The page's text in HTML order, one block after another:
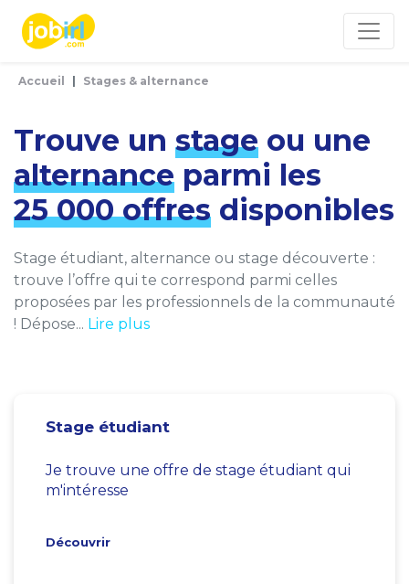
Accueil Stages & alternance
Trouve un stage ou une
alternance parmi les
25 000 offres disponibles
Stage étudiant, alternance ou stage découverte :
trouve l’offre qui te correspond parmi celles
proposées par les professionnels de la communauté
! Dépose... Lire plus
Stage étudiant
Je trouve une offre de stage étudiant qui
m'intéresse
Découvrir
Panneau de gestion des cookies